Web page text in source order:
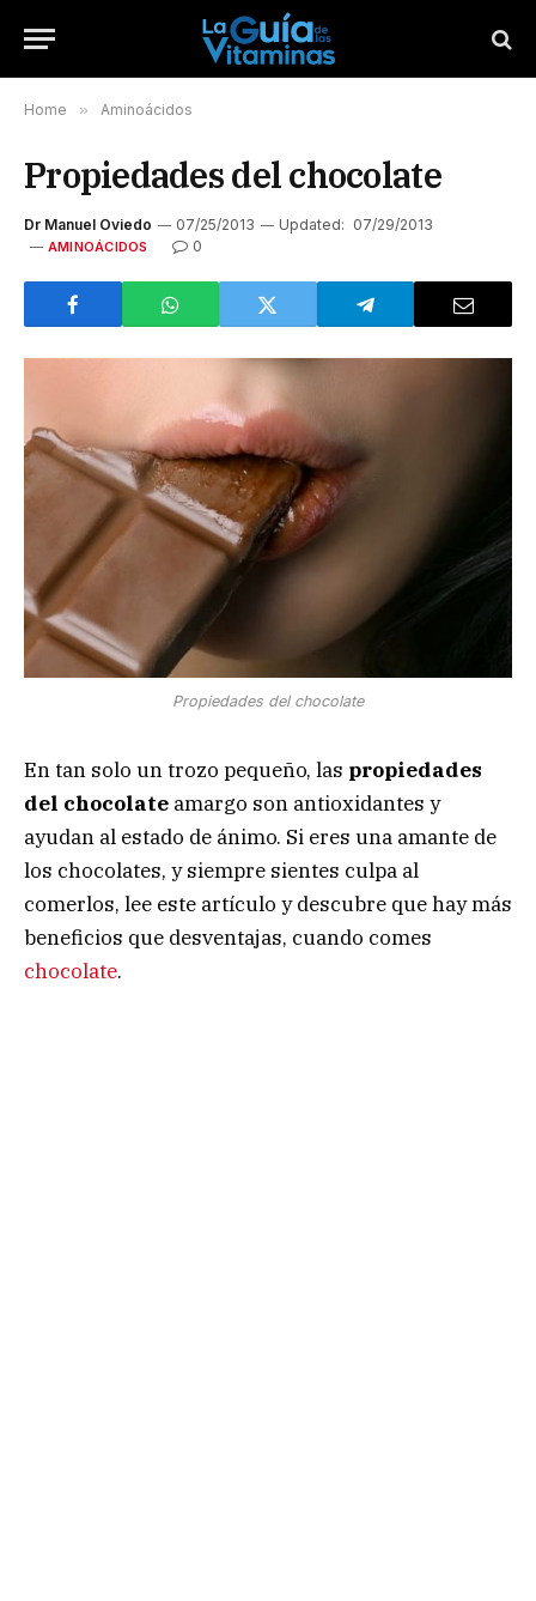
Home » Aminoácidos
Propiedades del chocolate
Dr Manuel Oviedo 07/25/2013 Updated: 07/29/2013
AMINOÁCIDOS 0
Propiedades del chocolate
En tan solo un trozo pequeño, las propiedades
del chocolate amargo son antioxidantes y
ayudan al estado de ánimo. Si eres una amante de
los chocolates, y siempre sientes culpa al
comerlos, lee este artículo y descubre que hay más
beneficios que desventajas, cuando comes
chocolate.